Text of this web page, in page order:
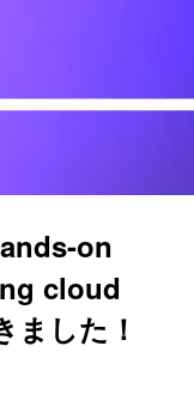
on
cloud
した！